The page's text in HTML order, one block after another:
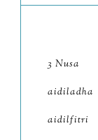
3 Nusa
aidiladha
aidilfitri